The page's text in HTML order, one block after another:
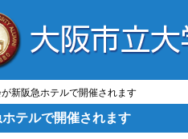
新阪急ホテルで開催されます
テルで開催されます